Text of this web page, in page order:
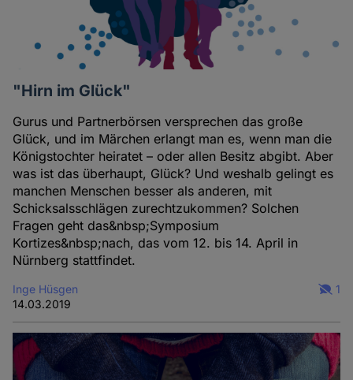
"Hirn im Glück"
Gurus und Partnerbörsen versprechen das große
Glück, und im Märchen erlangt man es, wenn man die
Königstochter heiratet – oder allen Besitz abgibt. Aber
was ist das überhaupt, Glück? Und weshalb gelingt es
manchen Menschen besser als anderen, mit
Schicksalsschlägen zurechtzukommen? Solchen
Fragen geht das&nbsp;Symposium
Kortizes&nbsp;nach, das vom 12. bis 14. April in
Nürnberg stattfindet.
Inge Hüsgen
14.03.2019
1